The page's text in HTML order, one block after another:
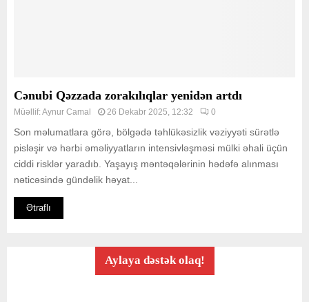
Cənubi Qəzzada zorakılıqlar yenidən artdı
Müəllif:Aynur Camal 26 Dekabr 2025, 12:32 0
Son məlumatlara görə, bölgədə təhlükəsizlik vəziyyəti sürətlə
pisləşir və hərbi əməliyyatların intensivləşməsi mülki əhali üçün
ciddi risklər yaradıb. Yaşayış məntəqələrinin hədəfə alınması
nəticəsində gündəlik həyat...
Ətraflı
Aylaya dəstək olaq!